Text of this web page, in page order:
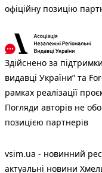
офіційну позицію
Здійснено за
видавці України” та
рамках реалізації
Погляди авторів не
позицією партнерів
vsim.ua - новинний
актуальні новини